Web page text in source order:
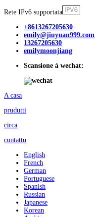
Rete IPv6 supportata
+8613267205630
emily@jiuyuan999.com
13267205630
emilymoonjiang
Scansione à wechat:
A casa
prudutti
circa
cuntattu
English
French
German
Portuguese
Spanish
Russian
Japanese
Korean